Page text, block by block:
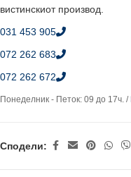
вистинскиот производ.
031 453 905
072 262 683
072 262 672
Понеделник - Петок: 09 до 17ч. /
Сподели: